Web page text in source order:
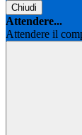
Chiudi
Attendere...
Attendere il